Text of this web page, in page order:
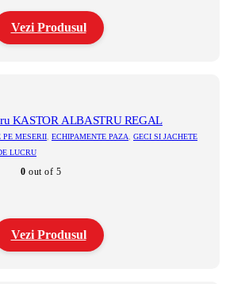
lei
Vezi Produsul
KASTOR ALBASTRU REGAL
PE MESERII, ECHIPAMENTE PAZA, GECI SI JACHETE
LUCRU
0 out of 5
lei
Vezi Produsul